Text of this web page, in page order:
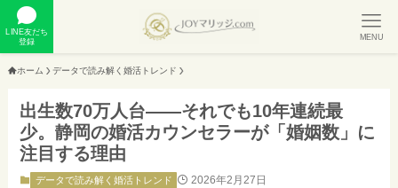
LINE友だち
登録
MENU
ホーム データで読み解く婚活トレンド
出生数70万人台——それでも10年連続最
少。静岡の婚活カウンセラーが「婚姻数」に
注目する理由
データで読み解く婚活トレンド 2026年2月27日